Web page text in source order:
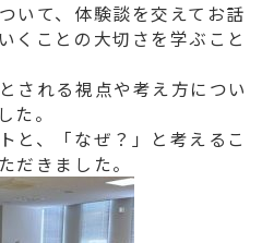
いて、体験談を交えてお話
くことの大切さを学ぶこと
される視点や考え方につい
た。
と、「なぜ？」と考えるこ
だきました。